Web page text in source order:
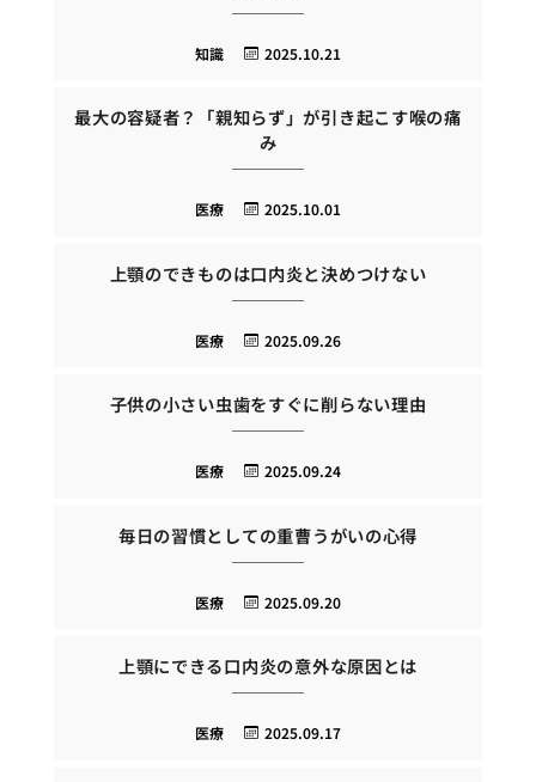
2025.10.21
知識
最大の容疑者？「親知らず」が引き起こす喉の痛
み
2025.10.01
医療
上顎のできものは口内炎と決めつけない
2025.09.26
医療
子供の小さい虫歯をすぐに削らない理由
2025.09.24
医療
毎日の習慣としての重曹うがいの心得
2025.09.20
医療
上顎にできる口内炎の意外な原因とは
2025.09.17
医療